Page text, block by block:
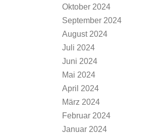
Oktober 2024
September 2024
August 2024
Juli 2024
Juni 2024
Mai 2024
April 2024
März 2024
Februar 2024
Januar 2024